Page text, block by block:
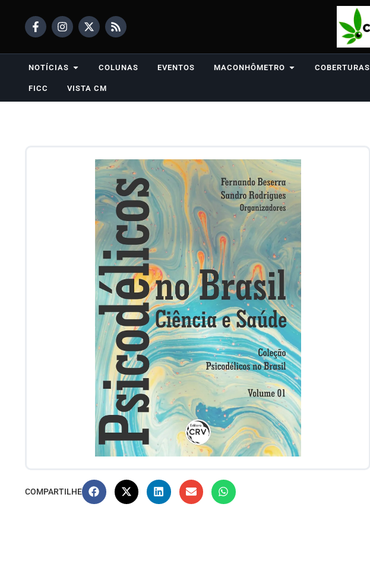
NOTÍCIAS COLUNAS EVENTOS MACONHÔMETRO COBERTURAS
FICC VISTA CM
COMPARTILHE